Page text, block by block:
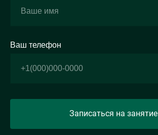
Ваш телефон
Записаться на занятие